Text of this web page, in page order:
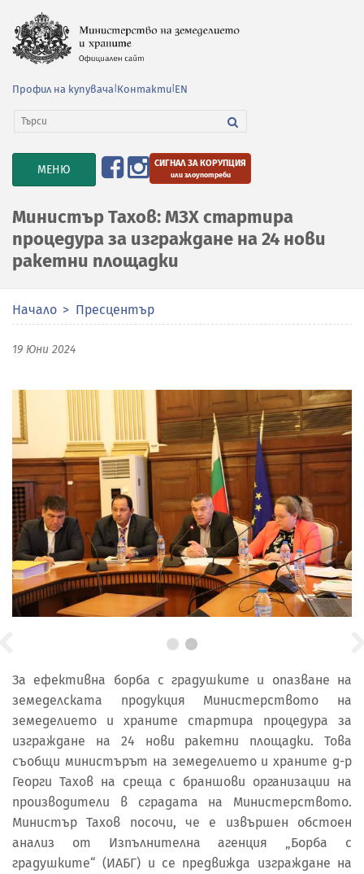
Профил на купувача Контакти EN
TOGGLE
NAVIGATION
МЕНЮ СИГНАЛ ЗА КОРУПЦИЯ
или злоупотреби
Министър Тахов: МЗХ стартира
процедура за изграждане на 24 нови
ракетни площадки
Начало Пресцентър
19 Юни 2024
За ефективна борба с градушките и опазване на
земеделската продукция Министерството на
земеделието и храните стартира процедура за
изграждане на 24 нови ракетни площадки. Това
съобщи министърът на земеделието и храните д-р
Георги Тахов на среща с браншови организации на
производители в сградата на Министерството.
Министър Тахов посочи, че е извършен обстоен
анализ от Изпълнителна агенция „Борба с
градушките“ (ИАБГ) и се предвижда изграждане на